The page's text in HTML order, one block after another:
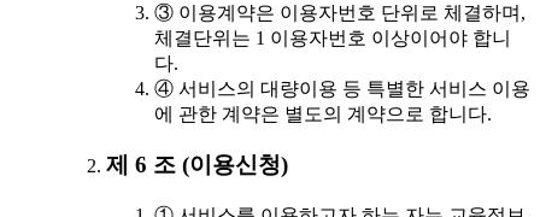
③ 이용계약은 이용자번호 단위로 체결하며,
체결단위는 1 이용자번호 이상이어야 합니
다.
④ 서비스의 대량이용 등 특별한 서비스 이용
에 관한 계약은 별도의 계약으로 합니다.
제 6 조 (이용신청)